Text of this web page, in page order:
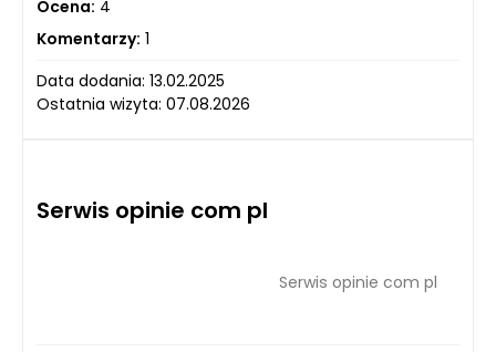
Ocena: 4
Komentarzy: 1
Data dodania: 13.02.2025
Ostatnia wizyta: 07.08.2026
Serwis opinie com pl
Serwis opinie com pl